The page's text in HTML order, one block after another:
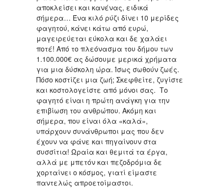
αποκλείσει και κανένας, ειδικά
σήμερα… Ένα κιλό ρύζι δίνει 10 μερίδες
φαγητού, κάνει κάτω από ευρώ,
μαγειρεύεται εύκολα και δε χαλάει
ποτέ! Από το πλεόνασμα του δήμου των
1.100.000€ ας δώσουμε μερικά χρήματα
για μια δύσκολη ώρα. Ίσως σωθούν ζωές.
Πόσο κοστίζει μια ζωή; Σκεφθείτε, ζυγίστε
και κοστολογείστε από μόνοι σας. Το
φαγητό είναι η πρώτη ανάγκη για την
επιβίωση του ανθρώπου. Ακόμη και
σήμερα, που είναι όλα «καλά»,
υπάρχουν συνάνθρωποι μας που δεν
έχουν να φάνε και πηγαίνουν στα
συσσίτια! Ωραία και θεμιτά τα έργα,
αλλά με μπετόν και πεζοδρόμια δε
χορταίνει ο κόσμος, γιατί είμαστε
παντελώς απροετοίμαστοι.